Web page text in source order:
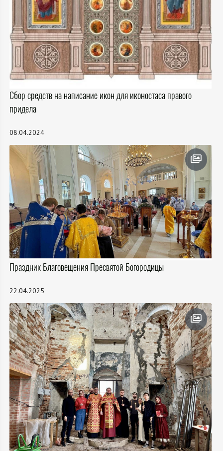
Сбор средств на написание икон для иконостаса правого
придела
08.04.2024
Праздник Благовещения Пресвятой Богородицы
22.04.2025